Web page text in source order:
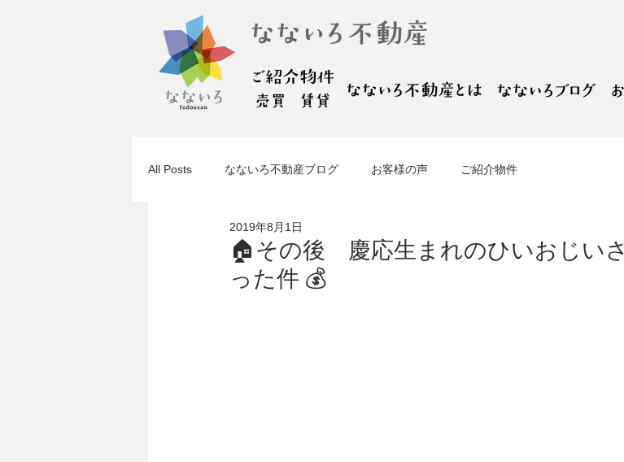
All Posts なないろ不動産ブログ お客様の声 ご紹介物件
🏠その後 慶応生まれのひいおじい
った件 💰
2019年8月1日